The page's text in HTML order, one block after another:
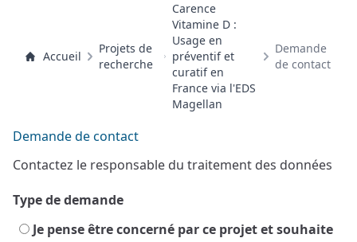
Accueil
Projets de
recherche
Carence
Vitamine D :
Usage en
préventif et
curatif en
France via l'EDS
Magellan
Demande
de contact
Demande de contact
Contactez le responsable du traitement des données
Type de demande